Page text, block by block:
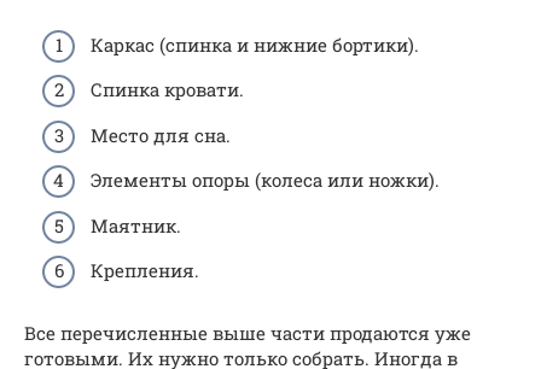
Каркас (спинка и нижние бортики).
Спинка кровати.
Место для сна.
Элементы опоры (колеса или ножки).
Маятник.
Крепления.
Все перечисленные выше части продаются уже
готовыми. Их нужно только собрать. Иногда в